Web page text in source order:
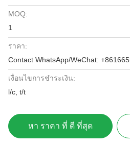
MOQ:
1
ราคา:
Contact WhatsApp/WeChat:
เงื่อนไขการชำระเงิน:
l/c, t/t
หา ราคา ที่ ดี ที่สุด